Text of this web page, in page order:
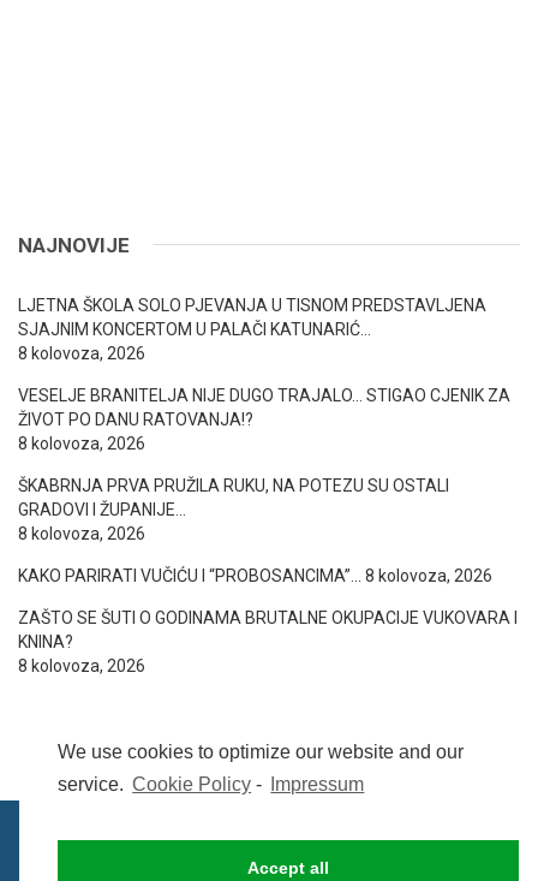
We use cookies to optimize our website and our
service. Cookie Policy - Impressum
Accept all
NAJNOVIJE
LJETNA ŠKOLA SOLO PJEVANJA U TISNOM PREDSTAVLJENA
SJAJNIM KONCERTOM U PALAČI KATUNARIĆ…
8 kolovoza, 2026
VESELJE BRANITELJA NIJE DUGO TRAJALO… STIGAO CJENIK ZA
ŽIVOT PO DANU RATOVANJA!?
8 kolovoza, 2026
ŠKABRNJA PRVA PRUŽILA RUKU, NA POTEZU SU OSTALI
GRADOVI I ŽUPANIJE…
8 kolovoza, 2026
KAKO PARIRATI VUČIĆU I “PROBOSANCIMA”… 8 kolovoza, 2026
ZAŠTO SE ŠUTI O GODINAMA BRUTALNE OKUPACIJE VUKOVARA I
KNINA?
8 kolovoza, 2026